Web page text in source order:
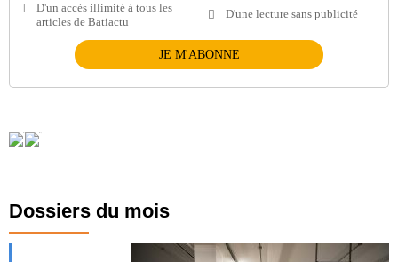
D'un accès illimité à tous les
articles de Batiactu
D'une lecture sans publicité
JE M'ABONNE
Dossiers du mois